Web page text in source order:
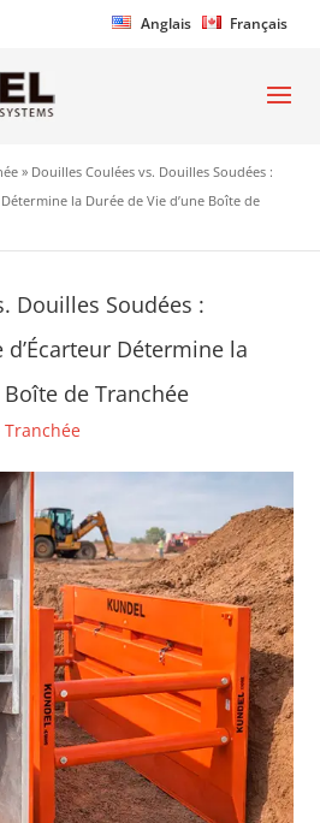
Anglais Français
» Douilles Coulées vs. Douilles Soudées :
la Durée de Vie d’une Boîte de
Douilles Soudées :
Détermine la
Boîte de Tranchée
Tranchée